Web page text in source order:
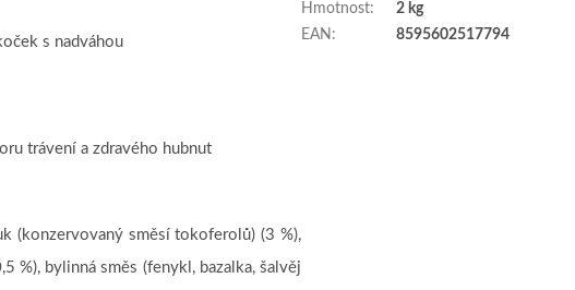
s nadváhou
trávení a zdravého hubnut
(konzervovaný směsí tokoferolů) (3 %),
%), bylinná směs (fenykl, bazalka, šalvěj
Hmotnost:
2 kg
EAN : 8595602517794